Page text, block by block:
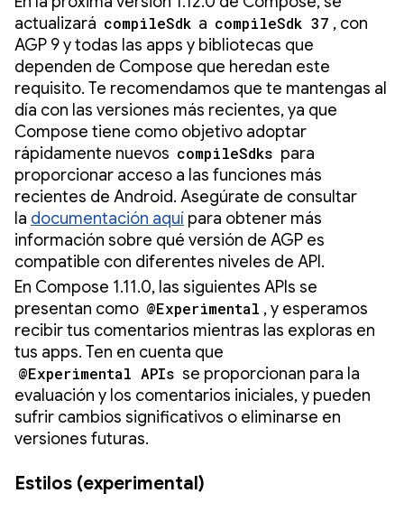
actualizará compileSdk a compileSdk 37 , con
AGP 9 y todas las apps y bibliotecas que
dependen de Compose que heredan este
requisito. Te recomendamos que te mantengas al
día con las versiones más recientes, ya que
Compose tiene como objetivo adoptar
rápidamente nuevos compileSdks para
proporcionar acceso a las funciones más
recientes de Android. Asegúrate de consultar
la documentación aquí para obtener más
información sobre qué versión de AGP es
compatible con diferentes niveles de API.
En Compose 1.11.0, las siguientes APIs se
presentan como @Experimental , y esperamos
recibir tus comentarios mientras las exploras en
tus apps. Ten en cuenta que
@Experimental APIs se proporcionan para la
evaluación y los comentarios iniciales, y pueden
sufrir cambios significativos o eliminarse en
versiones futuras.
Estilos (experimental)